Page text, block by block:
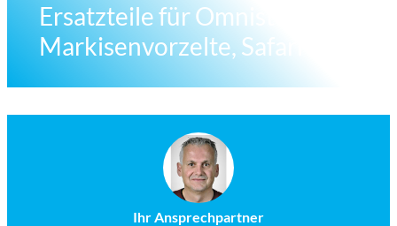
Ersatzteile für Omnistore
Markisenvorzelte, Safari Room
Ihr Ansprechpartner